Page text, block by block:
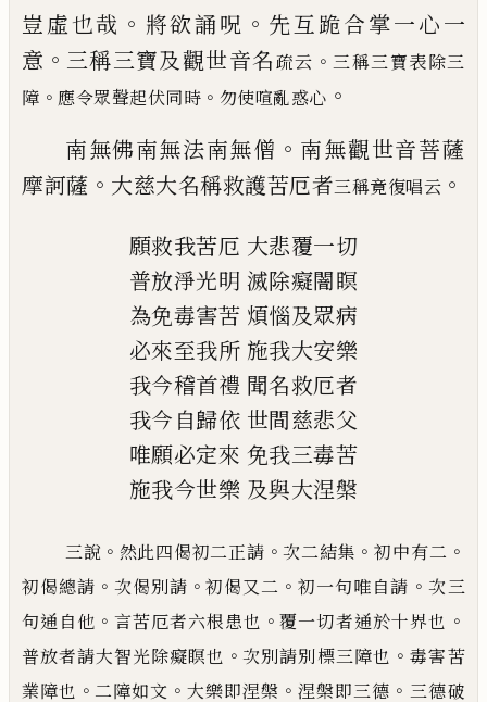
豈虛也哉 。 將欲誦呪 。 先互跪合掌一心一
意 。 三稱三寶及觀世音名疏云 。 三稱三寶表除三
障 。 應令眾聲起伏同時 。 勿使喧亂惑心 。
南無佛南無法南無僧 。 南無觀世音菩薩
摩訶薩 。 大慈大名稱救護苦厄者三稱竟復唱云 。
願救我苦厄 大悲覆一切
普放淨光明 滅除癡闇瞑
為免毒害苦 煩惱及眾病
必來至我所 施我大安樂
我今稽首禮 聞名救厄者
我今自歸依 世間慈悲父
唯願必定來 免我三毒苦
施我今世樂 及與大涅槃
三說 。 然此四偈初二正請 。 次二結集 。 初中有二 。
初偈總請 。 次偈別請 。 初偈又二 。 初一句唯自請 。 次三
句通自他 。 言苦厄者六根患也 。 覆一切者通於十界也 。
普放者請大智光除癡瞑也 。 次別請別標三障也 。 毒害苦
業障也 。 二障如文 。 大樂即涅槃 。 涅槃即三德 。 三德破